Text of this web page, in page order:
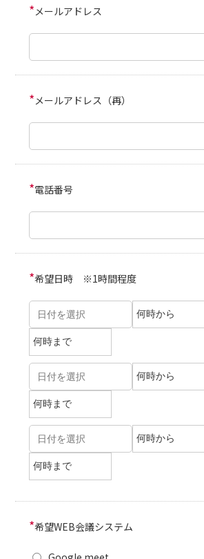
*メールアドレス
*メールアドレス（再）
*電話番号
*希望日時 ※1時間程度
*希望WEB会議システム